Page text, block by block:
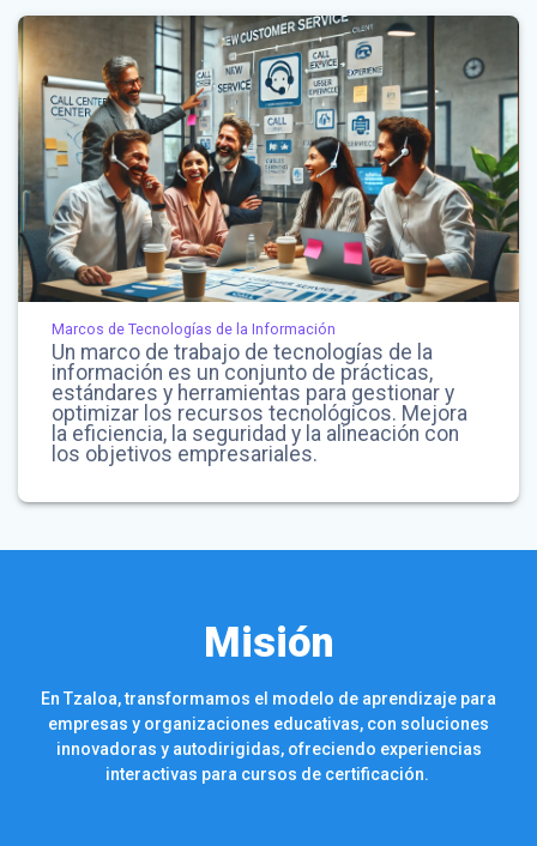
Marcos de Tecnologías de la Información
Un marco de trabajo de tecnologías de la
información es un conjunto de prácticas,
estándares y herramientas para gestionar y
optimizar los recursos tecnológicos. Mejora
la eficiencia, la seguridad y la alineación con
los objetivos empresariales.
Misión
En Tzaloa, transformamos el modelo de aprendizaje para
empresas y organizaciones educativas, con soluciones
innovadoras y autodirigidas, ofreciendo experiencias
interactivas para cursos de certificación.